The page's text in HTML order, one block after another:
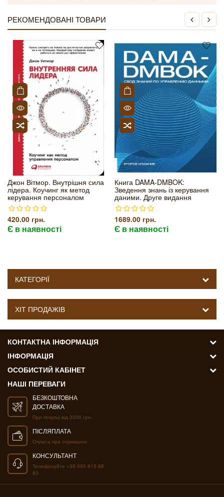
РЕКОМЕНДОВАНІ ТОВАРИ
Джон Вітмор. Внутрішня сила
лідера. Коучинг як метод
керування персоналом
420.00 грн.
Є в наявності
Книга DAMA-DMBOK:
Зведення знань із керування
даними. Друге видання
1689.00 грн.
Є в наявності
КАТЕГОРІЇ
ХІТ ПРОДАЖІВ
КОНТАКТНА ІНФОРМАЦІЯ
ІНФОРМАЦІЯ
ОСОБИСТИЙ КАБІНЕТ
НАШІ ПЕРЕВАГИ
БЕЗКОШТОВНА
ДОСТАВКА
При покупці від 3000 грн.
ПІСЛЯПЛАТА
Оплата при отриманні
КОНСУЛЬТАНТ
Телефонуйте +38 093 815 68
83